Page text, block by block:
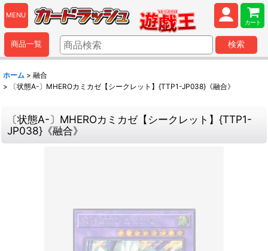
MENU
カート
商品一覧 検索
ホーム > 融合
>
〔状態A-〕MHEROカミカゼ【シークレット】{TTP1-JP038}《融合》
〔状態A-〕MHEROカミカゼ【シークレット】{TTP1-
JP038}《融合》